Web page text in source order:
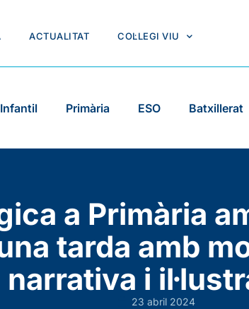
ACTUALITAT COL·LEGI VIU
Infantil Primària ESO Batxillerat
a Primària
tarda amb
narrativa i
23 abril 2024